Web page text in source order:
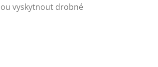
vyskytnout drobné